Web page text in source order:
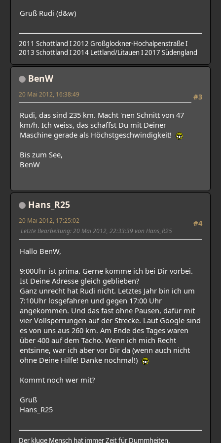
Gruß Rudi (d&w)
2011 Schottland I 2012 Großglockner-Hochalpenstraße I
2013 Schottland I 2014 Lettland/Litauen I 2017 Südengland
BenW
#3
20 Mai 2012, 16:38:49
Rudi, das sind 235 km. Macht 'nen Schnitt von 47
km/h. Ich weiss, das schaffst Du mit Deiner
Maschine gerade als Höchstgeschwindigkeit!
Bis zum See,
BenW
Hans_R25
#4
20 Mai 2012, 17:25:02
Letzte Bearbeitung: 20 Mai 2012, 22:33:39 von Hans_R25
Hallo BenW,
9:00Uhr ist prima. Gerne komme ich bei Dir vorbei.
Ist Deine Adresse gleich geblieben?
Ganz unrecht hat Rudi nicht. Letztes Jahr bin ich um
7:10Uhr losgefahren und gegen 17:00 Uhr
angekommen. Und das fast ohne Pausen, dafür mit
vier Vollsperrungen auf der Strecke. Laut Google sind
es von uns aus 260 km. Am Ende des Tages waren
über 400 auf dem Tacho. Wenn ich mich Recht
entsinne, war ich aber vor Dir da (wenn auch nicht
ohne Deine Hilfe! Danke nochmal!)
Kommt noch wer mit?
Gruß
Hans_R25
Der kluge Mensch hat immer Zeit für Dummheiten.